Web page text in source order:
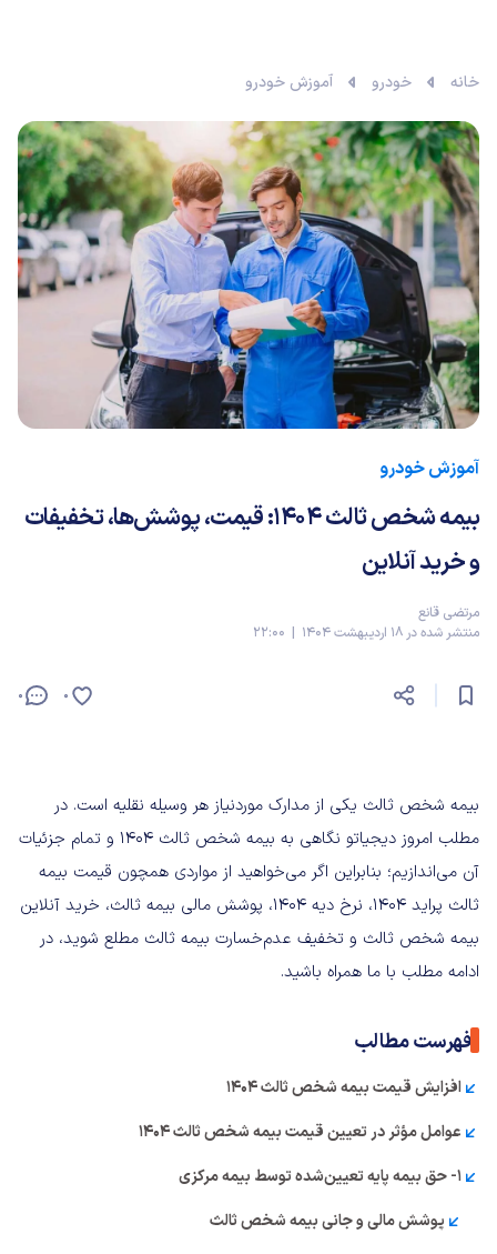
خانه خودرو آموزش خودرو
آموزش خودرو
بیمه شخص ثالث ۱۴۰۴: قیمت، پوشش‌ها، تخفیفات
و خرید آنلاین
مرتضی قانع
منتشر شده در 18 اردیبهشت 1404 | 22:00
0 0
بیمه شخص ثالث یکی از مدارک موردنیاز هر وسیله نقلیه است. در
مطلب امروز دیجیاتو نگاهی به بیمه شخص ثالث ۱۴۰۴ و تمام جزئیات
آن می‌اندازیم؛ بنابراین اگر می‌خواهید از مواردی همچون قیمت بیمه
ثالث پراید ۱۴۰۴، نرخ دیه ۱۴۰۴، پوشش مالی بیمه ثالث، خرید آنلاین
بیمه شخص ثالث و تخفیف عدم‌خسارت بیمه ثالث مطلع شوید، در
ادامه مطلب با ما همراه باشید.
فهرست مطالب
افزایش قیمت بیمه شخص ثالث ۱۴۰۴
عوامل مؤثر در تعیین قیمت بیمه شخص ثالث ۱۴۰۴
۱- حق بیمه پایه تعیین‌شده توسط بیمه مرکزی
پوشش مالی و جانی بیمه شخص ثالث